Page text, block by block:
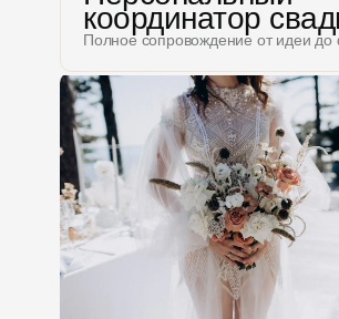
координатор
Полное сопровождение от идеи до